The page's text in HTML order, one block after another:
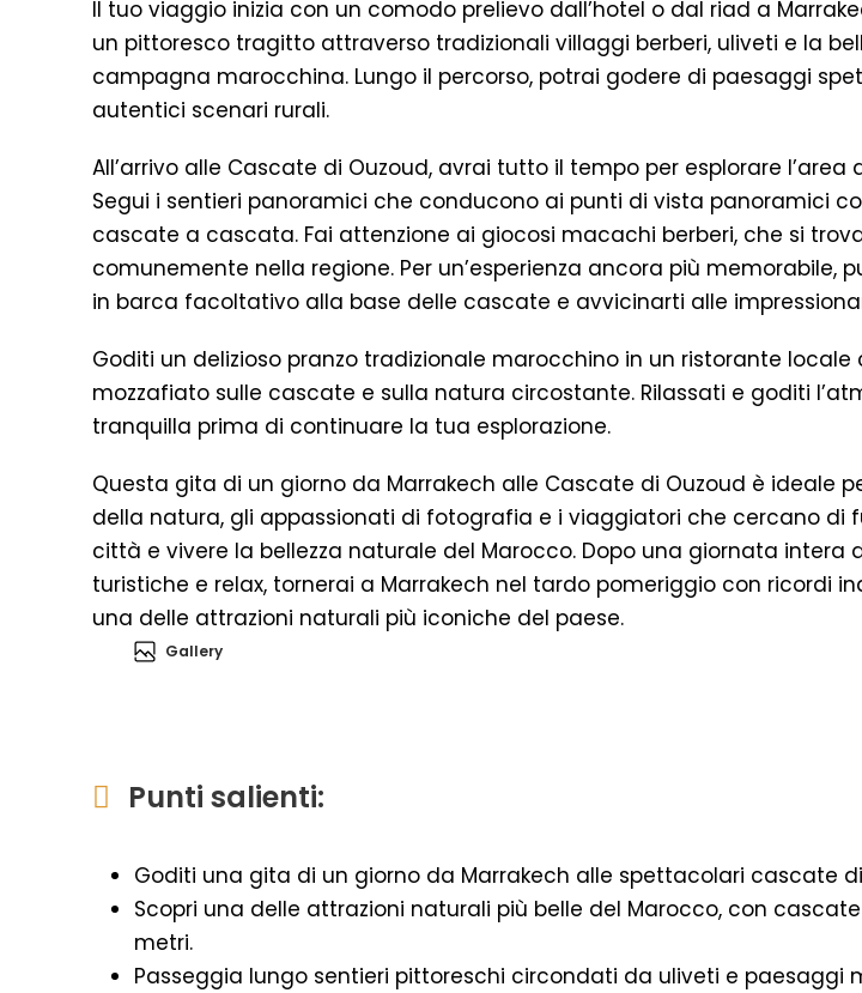
Il tuo viaggio inizia con un comodo prelievo dall’hotel o dal riad a
un pittoresco tragitto attraverso tradizionali villaggi berberi, uliveti e la
campagna marocchina. Lungo il percorso, potrai godere di paesaggi
autentici scenari rurali.
All’arrivo alle Cascate di Ouzoud, avrai tutto il tempo per esplorare l’area
Segui i sentieri panoramici che conducono ai punti di vista panoramici
cascate a cascata. Fai attenzione ai giocosi macachi berberi, che si
comunemente nella regione. Per un’esperienza ancora più memorabile,
in barca facoltativo alla base delle cascate e avvicinarti alle
Goditi un delizioso pranzo tradizionale marocchino in un ristorante locale
mozzafiato sulle cascate e sulla natura circostante. Rilassati e goditi
tranquilla prima di continuare la tua esplorazione.
Questa gita di un giorno da Marrakech alle Cascate di Ouzoud è ideale
della natura, gli appassionati di fotografia e i viaggiatori che cercano di
città e vivere la bellezza naturale del Marocco. Dopo una giornata intera
turistiche e relax, tornerai a Marrakech nel tardo pomeriggio con ricordi
una delle attrazioni naturali più iconiche del paese.
Gallery
Punti salienti:
Goditi una gita di un giorno da Marrakech alle spettacolari cascate
Scopri una delle attrazioni naturali più belle del Marocco, con
metri.
Passeggia lungo sentieri pittoreschi circondati da uliveti e paesaggi